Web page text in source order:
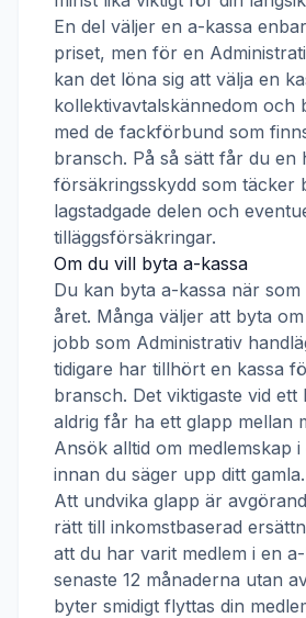
En del väljer en a-kassa
priset, men för en
kan det löna sig att välja en
kollektivavtalskännedom och
med de fackförbund som
bransch. På så sätt får du en
försäkringsskydd som täcker
lagstadgade delen och
tilläggsförsäkringar.
Om du vill byta a-kassa
Du kan byta a-kassa när
året. Många väljer att byta
jobb som Administrativ
tidigare har tillhört en kassa
bransch. Det viktigaste vid ett
aldrig får ha ett glapp mellan
Ansök alltid om medlemskap
innan du säger upp ditt gamla.
Att undvika glapp är
rätt till inkomstbaserad
att du har varit medlem i en
senaste 12 månaderna utan
byter smidigt flyttas din